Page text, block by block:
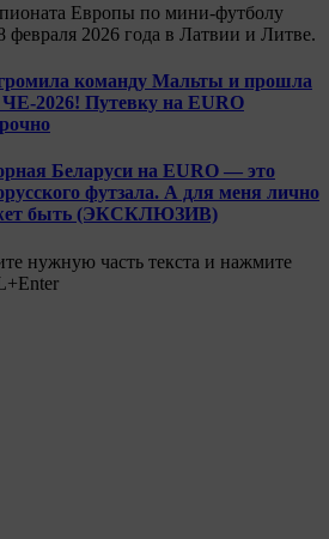
Европы по мини-футболу
февраля 2026 года в Латвии и Литве.
команду Мальты и прошла
ЧЕ-2026! Путевку на EURO
Беларуси на EURO — это
футзала. А для меня лично
быть (ЭКСКЛЮЗИВ)
нужную часть текста и нажмите